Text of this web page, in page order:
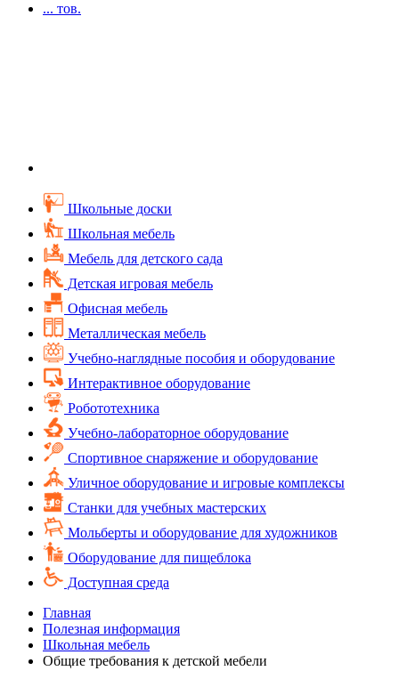
... тов.
Школьные доски
Школьная мебель
Мебель для детского сада
Детская игровая мебель
Офисная мебель
Металлическая мебель
Учебно-наглядные пособия и оборудование
Интерактивное оборудование
Робототехника
Учебно-лабораторное оборудование
Спортивное снаряжение и оборудование
Уличное оборудование и игровые комплексы
Cтанки для учебных мастерских
Мольберты и оборудование для художников
Оборудование для пищеблока
Доступная среда
Главная
Полезная информация
Школьная мебель
Общие требования к детской мебели